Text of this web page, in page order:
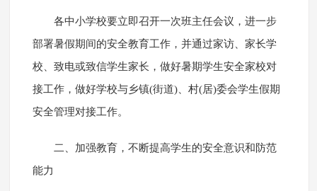
各中小学校要立即召开一次班主任会议，进一步
部署暑假期间的安全教育工作，并通过家访、家长学
校、致电或致信学生家长，做好暑期学生安全家校对
接工作，做好学校与乡镇(街道)、村(居)委会学生假期
安全管理对接工作。
二、加强教育，不断提高学生的安全意识和防范
能力